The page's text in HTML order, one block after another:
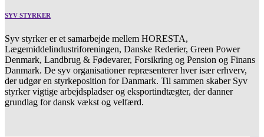
SYV STYRKER
Syv styrker er et samarbejde mellem HORESTA,
Lægemiddelindustriforeningen, Danske Rederier, Green Power
Denmark, Landbrug & Fødevarer, Forsikring og Pension og Finans
Danmark. De syv organisationer repræsenterer hver især erhverv,
der udgør en styrkeposition for Danmark. Til sammen skaber Syv
styrker vigtige arbejdspladser og eksportindtægter, der danner
grundlag for dansk vækst og velfærd.